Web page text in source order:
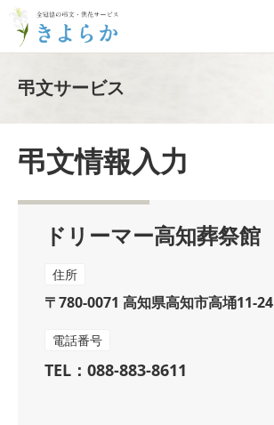
弔文サービス
弔文情報入力
ドリーマー高知葬祭館
住所
〒780-0071 高知県高知市高埇11-24
電話番号
TEL：088-883-8611